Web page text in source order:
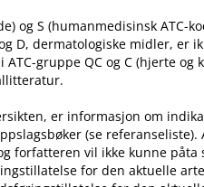
og S (humanmedisinsk ATC-
D, dermatologiske midler, er
gruppe QC og C (hjerte og
er informasjon om
(se referanseliste).
forfatteren vil ikke kunne påta
for den aktuelle